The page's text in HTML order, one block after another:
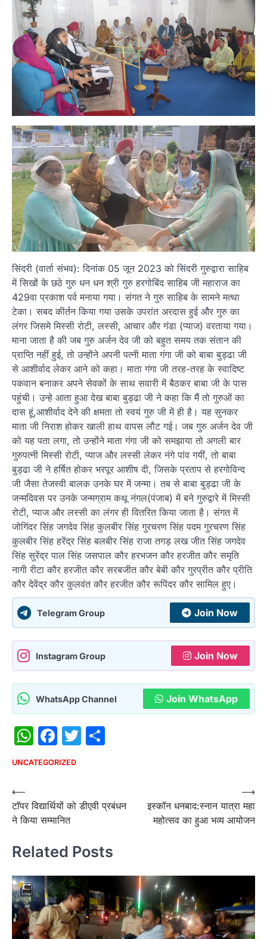
सिंदरी (वार्ता संभव): दिनांक 05 जून 2023 को सिंदरी गुरुद्वारा साहिब
में सिखों के छठे गुरु धन धन श्री गुरु हरगोबिंद साहिब जी महाराज का
429वा प्रकाश पर्व मनाया गया। संगत ने गुरु साहिब के सामने मत्था
टेका। सबद कीर्तन किया गया उसके उपरांत अरदास हुई और गुरु का
लंगर जिसमे मिस्सी रोटी, लस्सी, आचार और गंडा (प्याज) वरताया गया।
माना जाता है की जब गुरु अर्जन देव जी को बहुत समय तक संतान की
प्राप्ति नहीं हुई, तो उन्होंने अपनी पत्नी माता गंगा जी को बाबा बुड्ढा जी
से आशीर्वाद लेकर आने को कहा। माता गंगा जी तरह-तरह के स्वादिष्ट
पकवान बनाकर अपने सेवकों के साथ सवारी में बैठकर बाबा जी के पास
पहुंची। उन्हे आता हुआ देख बाबा बुड्ढा जी ने कहा कि मैं तो गुरुओं का
दास हूं,आशीर्वाद देने की क्षमता तो स्वयं गुरु जी में ही है। यह सुनकर
माता जी निराश होकर खाली हाथ वापस लौट गई। जब गुरु अर्जन देव जी
को यह पता लगा, तो उन्होंने माता गंगा जी को समझाया तो अगली बार
गुरुपत्नी मिस्सी रोटी, प्याज और लस्सी लेकर नंगे पांव गयीं, तो बाबा
बुड्ढा जी ने हर्षित होकर भरपूर आशीष दी, जिसके प्रताप से हरगोविन्द
जी जैसा तेजस्वी बालक उनके घर में जन्मा। तब से बाबा बुड्ढा जी के
जन्मदिवस पर उनके जन्मग्राम कथू नंगल(पंजाब) में बने गुरुद्वारे में मिस्सी
रोटी, प्याज और लस्सी का लंगर ही वितरित किया जाता है। संगत में
जोगिंदर सिंह जगदेव सिंह कुलबीर सिंह गुरचरण सिंह पदम गुरचरण सिंह
कुलबीर सिंह हरेंद्र सिंह बलबीर सिंह राजा तगड़ लख जीत सिंह जगदेव
सिंह सुरेंद्र पाल सिंह जसपाल कौर हरभजन कौर हरजीत कौर समृति
नागी रीटा कौर हरजीत कौर सरबजीत कौर बेबी कौर गुरप्रीत कौर प्रीति
कौर देवेंद्र कौर कुलवंत कौर हरजीत कौर रूपिंदर कौर सामिल हुए।
Telegram Group Join Now
Instagram Group Join Now
WhatsApp Channel Join WhatsApp
WhatsApp
Facebook
Twitter
UNCATEGORIZED
Post
navigation
⟵
टाॅपर विद्यार्थियों को डीएवी प्रबंधन
ने किया सम्मानित
इस्कॉन धनबाद:स्नान यात्रा महा
महोत्सव का हुआ भव्य आयोजन
⟶
Related Posts